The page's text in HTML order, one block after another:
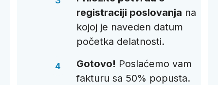
registraciji poslovanja na
kojoj je naveden datum
početka delatnosti.
Gotovo! Poslaćemo vam
fakturu sa 50% popusta.